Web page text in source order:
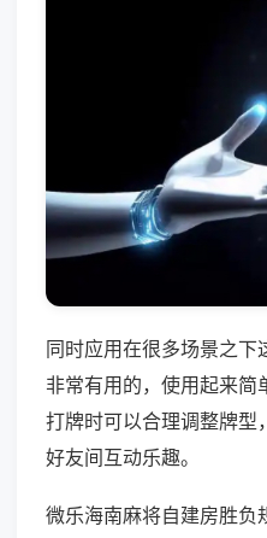
同时应用在很多场景之下
非常有用的，使用起来简
打牌时可以合理调整牌型
好友间互动乐趣。
微乐海南麻将自建房胜负